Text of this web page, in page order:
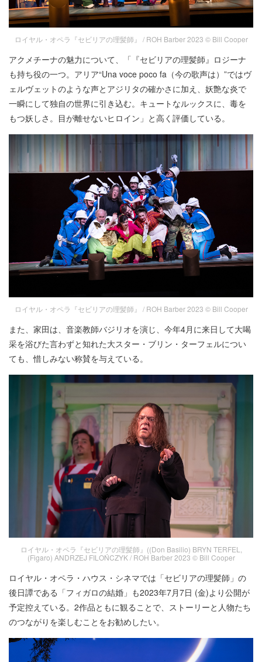
ロイヤル・オペラ『セビリアの理髪師』 / ROH Barber 2023 © Bill Cooper
アクメチーナの魅力について、「『セビリアの理髪師』ロジーナ
も持ち役の一つ。アリア“Una voce poco fa（今の歌声は）”ではヴ
ェルヴェットのような声とアジリタの確かさに加え、妖艶な炎で
一瞬にして独自の世界に引き込む。キュートなルックスに、毒を
もつ妖しさ。目が離せないヒロイン」と高く評価している。
ロイヤル・オペラ『セビリアの理髪師』 / ROH Barber 2023 © Bill Cooper
また、家田は、音楽教師バジリオを演じ、今年4月に来日して大喝
采を浴びた言わずと知れた大スター・ブリン・ターフェルについ
ても、惜しみない称賛を与えている。
ロイヤル・オペラ『セビリアの理髪師』((Don Basilio) BRYN TERFEL,
(Figaro) ANDRZEJ FILOŃCZYK / ROH Barber 2023 © Bill Cooper
ロイヤル・オペラ・ハウス・シネマでは「セビリアの理髪師」の
後日譚である「フィガロの結婚」も2023年7月7日 (金)より公開が
予定控えている。2作品ともに観ることで、ストーリーと人物たち
のつながりを楽しむことをお勧めしたい。